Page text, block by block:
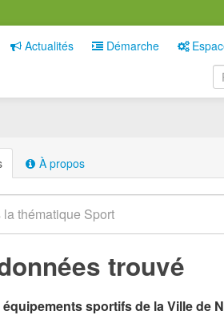
Actualités Démarche
À propos
trouvé
sportifs de la Ville de